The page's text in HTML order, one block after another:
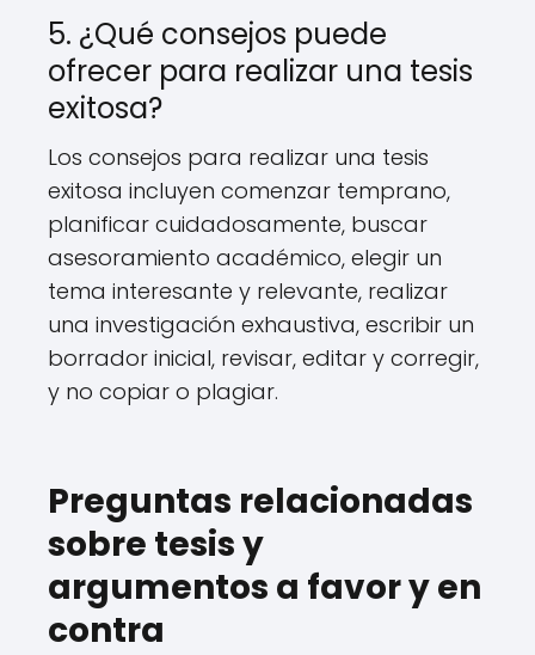
5. ¿Qué consejos puede
ofrecer para realizar una tesis
exitosa?
Los consejos para realizar una tesis
exitosa incluyen comenzar temprano,
planificar cuidadosamente, buscar
asesoramiento académico, elegir un
tema interesante y relevante, realizar
una investigación exhaustiva, escribir un
borrador inicial, revisar, editar y corregir,
y no copiar o plagiar.
Preguntas relacionadas
sobre tesis y
argumentos a favor y en
contra